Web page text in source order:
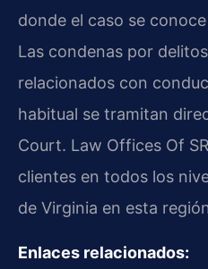
donde el caso se
Las condenas por
relacionados con
habitual se tramitan
Court. Law Offices Of
clientes en todos los
de Virginia en esta
Enlaces relacionados: